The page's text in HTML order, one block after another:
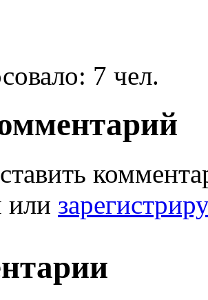
7 чел.
или